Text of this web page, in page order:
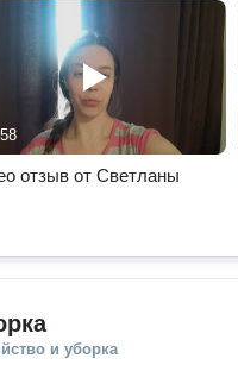
отзыв от Светланы
и уборка